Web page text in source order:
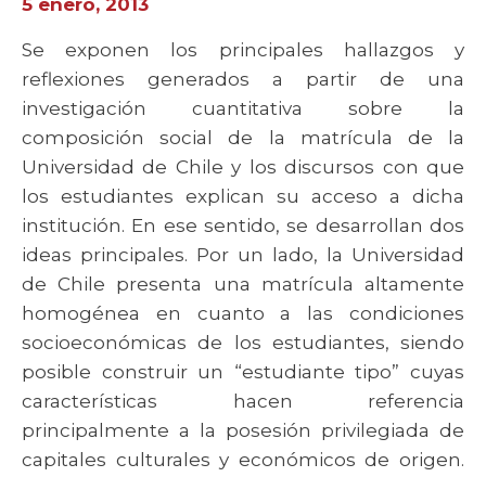
5 enero, 2013
Se exponen los principales hallazgos y
reflexiones generados a partir de una
investigación cuantitativa sobre la
composición social de la matrícula de la
Universidad de Chile y los discursos con que
los estudiantes explican su acceso a dicha
institución. En ese sentido, se desarrollan dos
ideas principales. Por un lado, la Universidad
de Chile presenta una matrícula altamente
homogénea en cuanto a las condiciones
socioeconómicas de los estudiantes, siendo
posible construir un “estudiante tipo” cuyas
características hacen referencia
principalmente a la posesión privilegiada de
capitales culturales y económicos de origen.